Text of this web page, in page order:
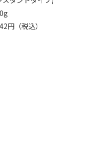
円（税込）